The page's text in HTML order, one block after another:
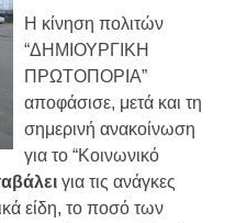
Η κίνηση πολιτών
“ΔΗΜΙΟΥΡΓΙΚΗ
ΠΡΩΤΟΠΟΡΙΑ”
αποφάσισε, μετά και τη
σημερινή ανακοίνωση
για το “Κοινωνικό
για τις ανάγκες
είδη, το ποσό των